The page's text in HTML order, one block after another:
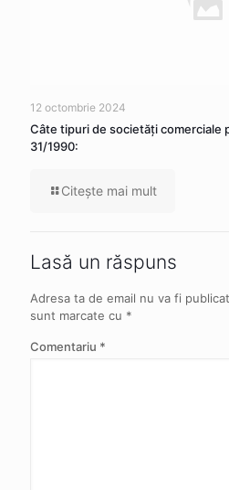
12 octombrie 2024
Câte tipuri de societăţi comerciale
31/1990:
Citeşte mai mult
Lasă un răspuns
Adresa ta de email nu va fi
sunt marcate cu *
Comentariu *